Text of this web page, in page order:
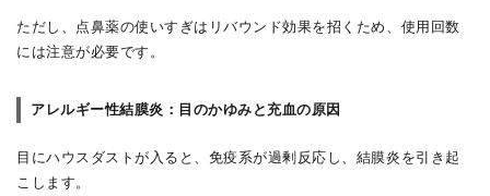
ただし、点鼻薬の使いすぎはリバウンド効果を招くため、使用回数
には注意が必要です。
アレルギー性結膜炎：目のかゆみと充血の原因
目にハウスダストが入ると、免疫系が過剰反応し、結膜炎を引き起
こします。